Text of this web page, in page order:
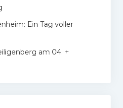
Ein Tag voller
am 04. +